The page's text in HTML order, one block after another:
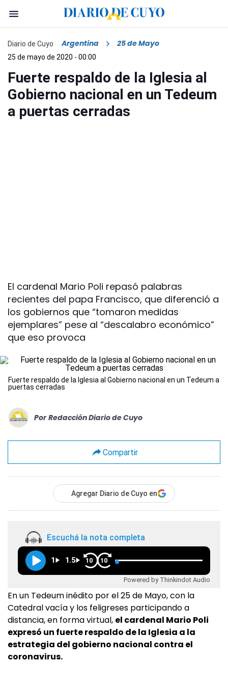
Diario de Cuyo Argentina 25 de Mayo
25 de mayo de 2020 - 00:00
Fuerte respaldo de la Iglesia al
Gobierno nacional en un Tedeum
a puertas cerradas
El cardenal Mario Poli repasó palabras
recientes del papa Francisco, que diferenció a
los gobiernos que “tomaron medidas
ejemplares” pese al “descalabro económico”
que eso provoca
Fuerte respaldo de la Iglesia al Gobierno nacional en un Tedeum a
puertas cerradas
Por Redacción Diario de Cuyo
Compartir
Agregar Diario de Cuyo en
Escuchá la nota completa
1 1.5 10 10
Powered by Thinkindot Audio
En un Tedeum inédito por el 25 de Mayo, con la
Catedral vacía y los feligreses participando a
distancia, en forma virtual, el cardenal Mario Poli
expresó un fuerte respaldo de la Iglesia a la
estrategia del gobierno nacional contra el
coronavirus.